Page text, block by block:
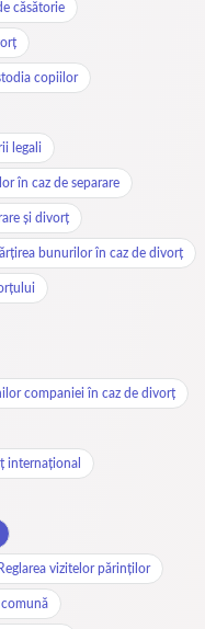
căsătorie
copiilor
legali
în caz de separare
și divorț
bunurilor în caz de divorț
companiei în caz de divorț
internațional
Reglarea vizitelor părinților